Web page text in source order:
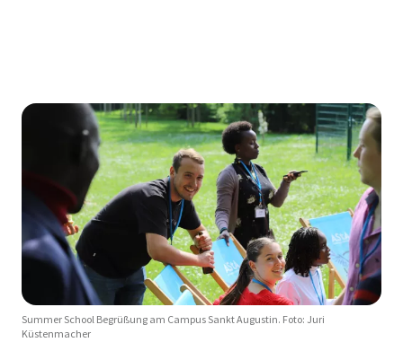
Summer School Begrüßung am Campus Sankt Augustin. Foto: Juri
Küstenmacher